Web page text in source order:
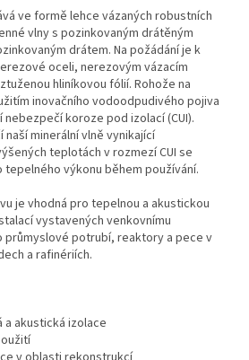
ve formě lehce vázaných robustních
vlny s pozinkovaným drátěným
drátem. Na požádání je k
oceli, nerezovým vázacím
hliníkovou fólií. Rohože na
inovačního vodoodpudivého pojiva
nebezpečí koroze pod izolací (CUI).
naší minerální vlně vynikající
teplotách v rozmezí CUI se
tepelného výkonu během používání.
je vhodná pro tepelnou a akustickou
vystavených venkovnímu
potrubí, reaktory a pece v
a rafinériích.
a akustická izolace